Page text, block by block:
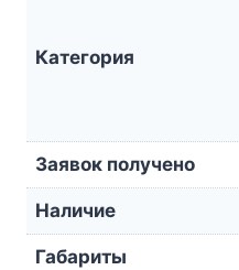
Категория
Заявок получено
Наличие
Габариты